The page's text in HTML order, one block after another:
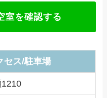
室を確認する
セス/駐車場